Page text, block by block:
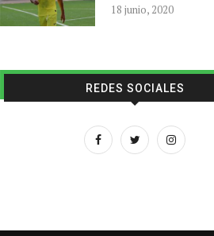
18 junio, 2020
REDES SOCIALES